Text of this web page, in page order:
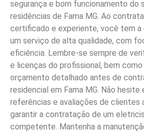
segurança e bom funcionamento do
residências de Fama MG. Ao
certificado e experiente, você tem a
um serviço de alta qualidade, com
eficiência. Lembre-se sempre de
e licenças do profissional, bem
orçamento detalhado antes de
residencial em Fama MG. Não hesite
referências e avaliações de clientes
garantir a contratação de um
competente. Mantenha a